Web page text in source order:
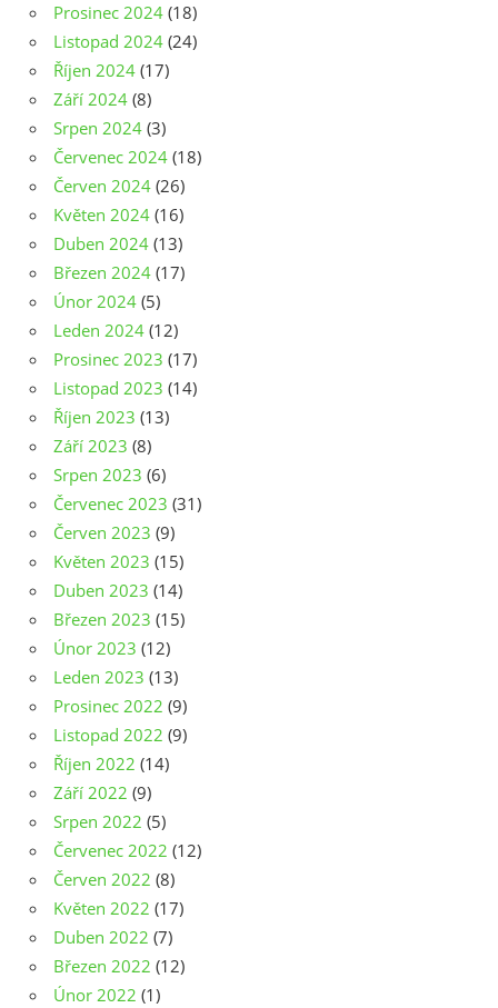
Prosinec 2024 (18)
Listopad 2024 (24)
Říjen 2024 (17)
Září 2024 (8)
Srpen 2024 (3)
Červenec 2024 (18)
Červen 2024 (26)
Květen 2024 (16)
Duben 2024 (13)
Březen 2024 (17)
Únor 2024 (5)
Leden 2024 (12)
Prosinec 2023 (17)
Listopad 2023 (14)
Říjen 2023 (13)
Září 2023 (8)
Srpen 2023 (6)
Červenec 2023 (31)
Červen 2023 (9)
Květen 2023 (15)
Duben 2023 (14)
Březen 2023 (15)
Únor 2023 (12)
Leden 2023 (13)
Prosinec 2022 (9)
Listopad 2022 (9)
Říjen 2022 (14)
Září 2022 (9)
Srpen 2022 (5)
Červenec 2022 (12)
Červen 2022 (8)
Květen 2022 (17)
Duben 2022 (7)
Březen 2022 (12)
Únor 2022 (1)